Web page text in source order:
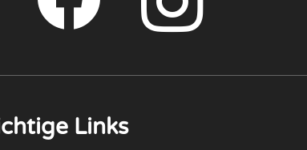
Links